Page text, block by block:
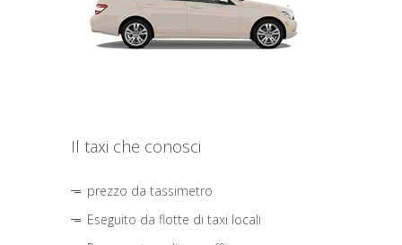
Il taxi che conosci
prezzo da tassimetro
Eseguito da flotte di taxi locali